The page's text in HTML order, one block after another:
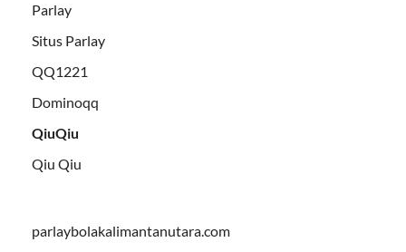
Parlay
Situs Parlay
QQ1221
Dominoqq
QiuQiu
Qiu Qiu
parlaybolakalimantanutara.com